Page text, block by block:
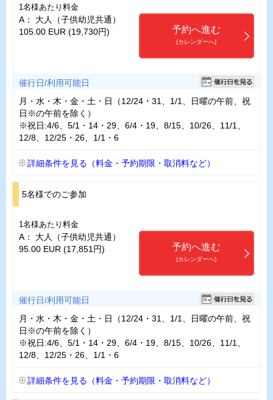
1名様あたり料金
A： 大人（子供幼児共通）
105.00 EUR (19,730円)
予約へ進む
(カレンダーへ)
催行日/利用可能日
月・水・木・金・土・日（12/24・31、1/1、日曜の午前、祝
日※の午前を除く）
※祝日:4/6、5/1・14・29、6/4・19、8/15、10/26、11/1、
12/8、12/25・26、1/1・6
詳細条件を見る（料金・予約期限・取消料など）
5名様でのご参加
1名様あたり料金
A： 大人（子供幼児共通）
95.00 EUR (17,851円)
予約へ進む
(カレンダーへ)
催行日/利用可能日
月・水・木・金・土・日（12/24・31、1/1、日曜の午前、祝
日※の午前を除く）
※祝日:4/6、5/1・14・29、6/4・19、8/15、10/26、11/1、
12/8、12/25・26、1/1・6
詳細条件を見る（料金・予約期限・取消料など）